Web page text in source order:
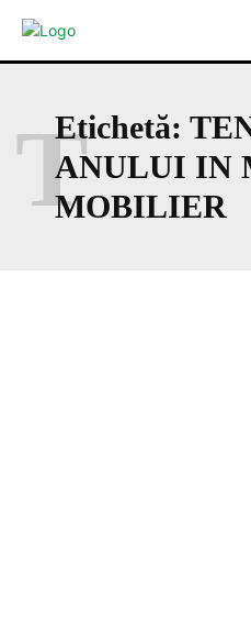
Etichetă:
ANULUI IN
MOBILIER
T